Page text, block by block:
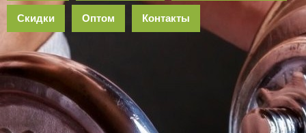
Скидки Оптом Контакты